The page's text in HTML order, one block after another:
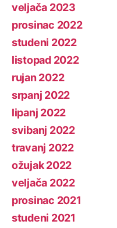
veljača 2023
prosinac 2022
studeni 2022
listopad 2022
rujan 2022
srpanj 2022
lipanj 2022
svibanj 2022
travanj 2022
ožujak 2022
veljača 2022
prosinac 2021
studeni 2021